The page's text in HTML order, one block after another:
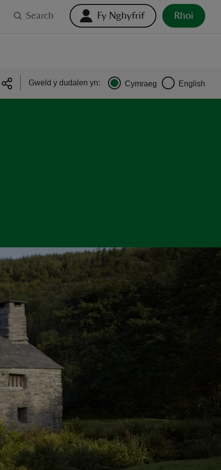
Search Fy Nghyfrif Rhoi
Gweld y dudalen yn: Cymraeg English